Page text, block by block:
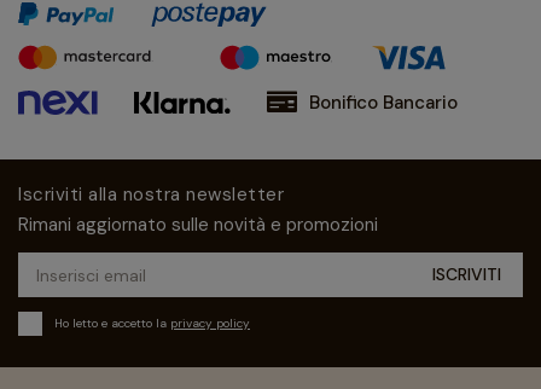
Bonifico Bancario
Iscriviti alla nostra newsletter
Rimani aggiornato sulle novità e promozioni
Ho letto e accetto la privacy policy